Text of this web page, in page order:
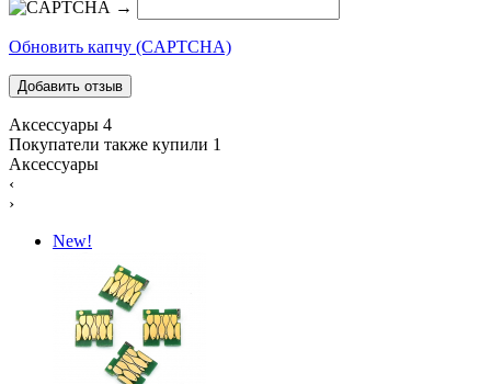
→
Обновить капчу (CAPTCHA)
Аксессуары 4
Покупатели также купили 1
Аксессуары
‹
›
New!